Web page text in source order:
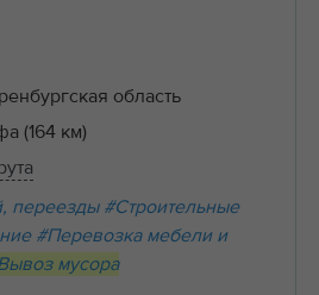
область
(164 км)
переезды #Строительные
#Перевозка мебели и
мусора